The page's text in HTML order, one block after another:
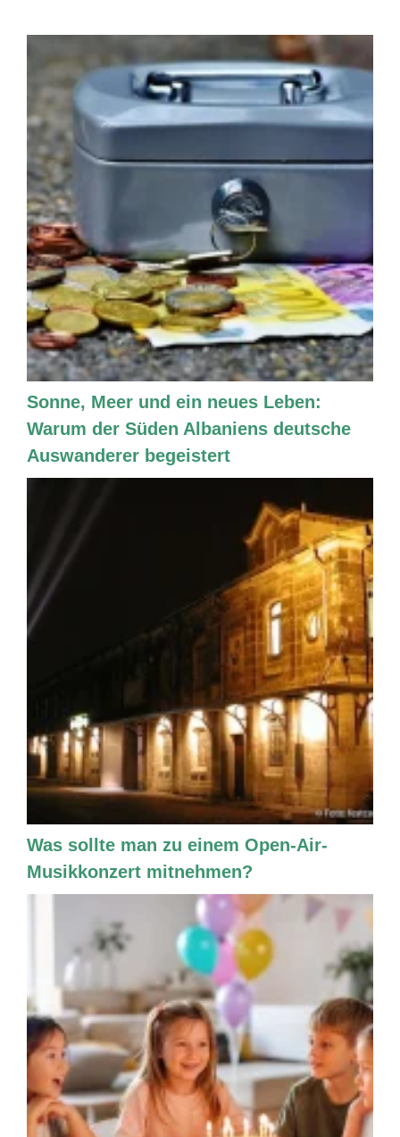
Sonne, Meer und ein neues Leben:
Warum der Süden Albaniens deutsche
Auswanderer begeistert
Was sollte man zu einem Open-Air-
Musikkonzert mitnehmen?